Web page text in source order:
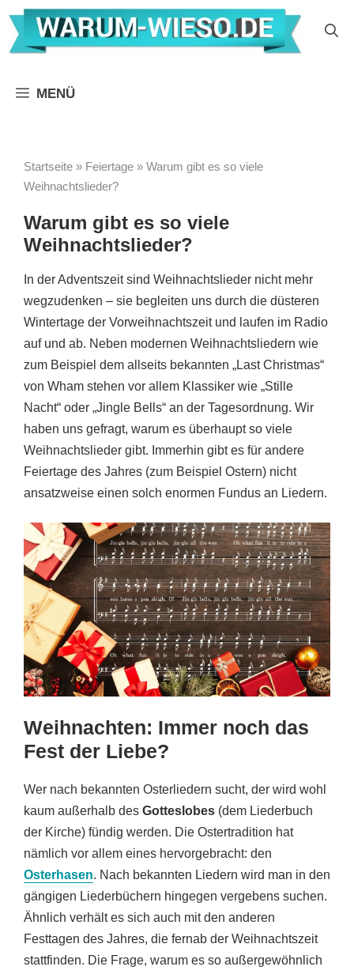
Zum
Inhalt
springen
MENÜ
Startseite » Feiertage » Warum gibt es so viele
Weihnachtslieder?
Warum gibt es so viele
Weihnachtslieder?
In der Adventszeit sind Weihnachtslieder nicht mehr
wegzudenken – sie begleiten uns durch die düsteren
Wintertage der Vorweihnachtszeit und laufen im Radio
auf und ab. Neben modernen Weihnachtsliedern wie
zum Beispiel dem allseits bekannten „Last Christmas“
von Wham stehen vor allem Klassiker wie „Stille
Nacht“ oder „Jingle Bells“ an der Tagesordnung. Wir
haben uns gefragt, warum es überhaupt so viele
Weihnachtslieder gibt. Immerhin gibt es für andere
Feiertage des Jahres (zum Beispiel Ostern) nicht
ansatzweise einen solch enormen Fundus an Liedern.
Weihnachten: Immer noch das
Fest der Liebe?
Wer nach bekannten Osterliedern sucht, der wird wohl
kaum außerhalb des Gotteslobes (dem Liederbuch
der Kirche) fündig werden. Die Ostertradition hat
nämlich vor allem eines hervorgebracht: den
Osterhasen. Nach bekannten Liedern wird man in den
gängigen Liederbüchern hingegen vergebens suchen.
Ähnlich verhält es sich auch mit den anderen
Festtagen des Jahres, die fernab der Weihnachtszeit
stattfinden. Die Frage, warum es so außergewöhnlich